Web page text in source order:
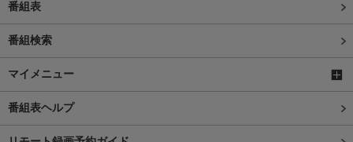
番組表
番組検索
マイメニュー
番組表ヘルプ